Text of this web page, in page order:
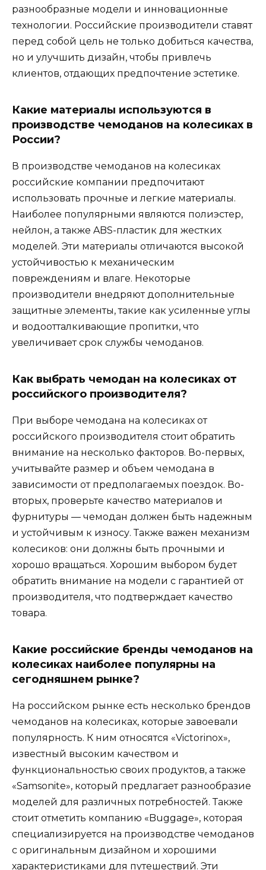
разнообразные модели и инновационные
технологии. Российские производители ставят
перед собой цель не только добиться качества,
но и улучшить дизайн, чтобы привлечь
клиентов, отдающих предпочтение эстетике.
Какие материалы используются в
производстве чемоданов на колесиках в
России?
В производстве чемоданов на колесиках
российские компании предпочитают
использовать прочные и легкие материалы.
Наиболее популярными являются полиэстер,
нейлон, а также ABS-пластик для жестких
моделей. Эти материалы отличаются высокой
устойчивостью к механическим
повреждениям и влаге. Некоторые
производители внедряют дополнительные
защитные элементы, такие как усиленные углы
и водоотталкивающие пропитки, что
увеличивает срок службы чемоданов.
Как выбрать чемодан на колесиках от
российского производителя?
При выборе чемодана на колесиках от
российского производителя стоит обратить
внимание на несколько факторов. Во-первых,
учитывайте размер и объем чемодана в
зависимости от предполагаемых поездок. Во-
вторых, проверьте качество материалов и
фурнитуры — чемодан должен быть надежным
и устойчивым к износу. Также важен механизм
колесиков: они должны быть прочными и
хорошо вращаться. Хорошим выбором будет
обратить внимание на модели с гарантией от
производителя, что подтверждает качество
товара.
Какие российские бренды чемоданов на
колесиках наиболее популярны на
сегодняшнем рынке?
На российском рынке есть несколько брендов
чемоданов на колесиках, которые завоевали
популярность. К ним относятся «Victorinox»,
известный высоким качеством и
функциональностью своих продуктов, а также
«Samsonite», который предлагает разнообразие
моделей для различных потребностей. Также
стоит отметить компанию «Buggage», которая
специализируется на производстве чемоданов
с оригинальным дизайном и хорошими
характеристиками для путешествий. Эти